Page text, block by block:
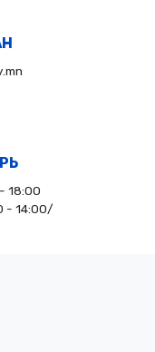
18:00
- 14:00/